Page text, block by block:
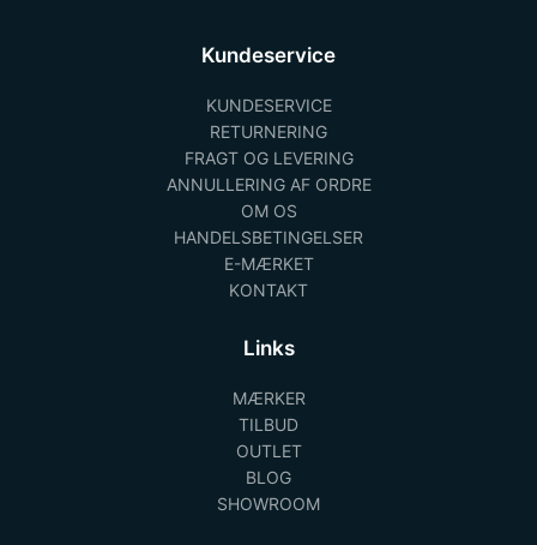
Kundeservice
KUNDESERVICE
RETURNERING
FRAGT OG LEVERING
ANNULLERING AF ORDRE
OM OS
HANDELSBETINGELSER
E-MÆRKET
KONTAKT
Links
MÆRKER
TILBUD
OUTLET
BLOG
SHOWROOM